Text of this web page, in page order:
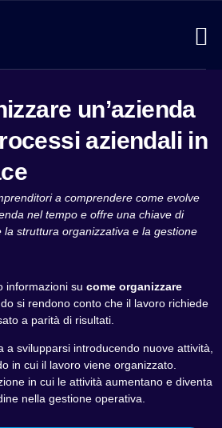
un’azienda
aziendali in
a comprendere come evolve
nel tempo e offre una chiave di
struttura organizzativa e la gestione
informazioni su come organizzare
si rendono conto che il lavoro richiede
a parità di risultati.
a svilupparsi introducendo nuove attività,
in cui il lavoro viene organizzato.
in cui le attività aumentano e diventa
nella gestione operativa.